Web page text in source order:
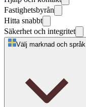
Fastighetsbyrån
Hitta snabbt
Säkerhet och integritet
Välj marknad och språk